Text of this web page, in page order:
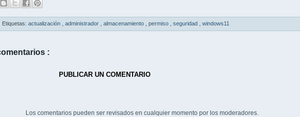
Etiquetas: actualización administrador almacenamiento permiso seguridad windows11
:
PUBLICAR UN COMENTARIO
Los comentarios pueden ser revisados en cualquier momento por los moderadores.